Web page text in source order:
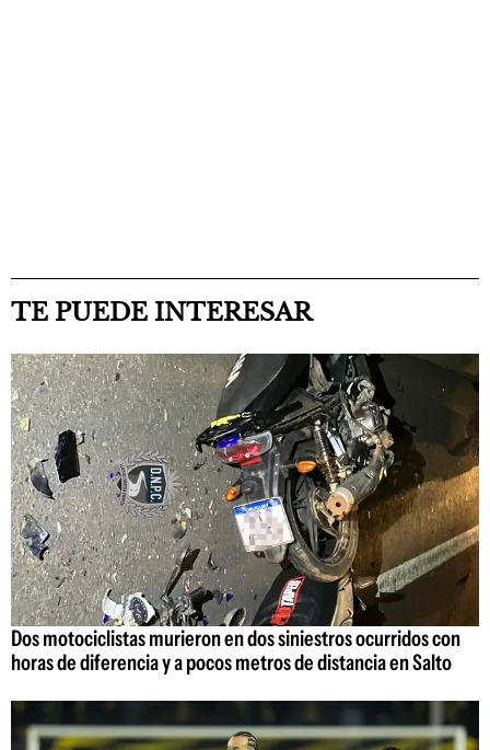
TE PUEDE INTERESAR
Dos motociclistas murieron en dos siniestros ocurridos con
horas de diferencia y a pocos metros de distancia en Salto